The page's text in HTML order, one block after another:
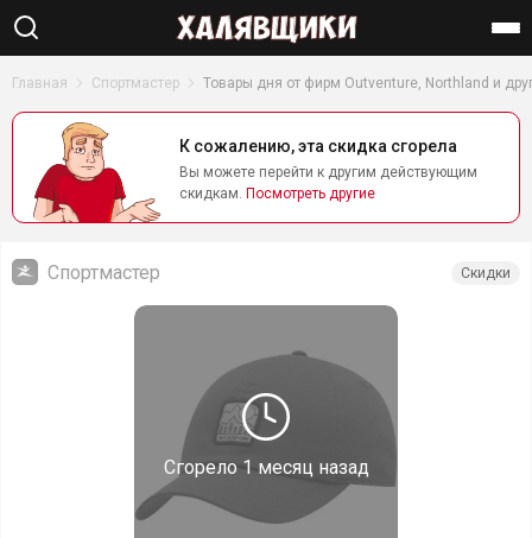
Найти
Главная Спортмастер Товары дня от фирм Outventure, Northland и
К сожалению, эта скидка сгорела
Вы можете перейти к другим действующим
скидкам. Посмотреть другие
Сгорело 1 месяц назад
Спортмастер Скидки